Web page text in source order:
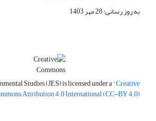
به روز رسانی: 28 مهر 1403
Studies (JES) is licensed under a"Creative
Attribution 4.0 International (CC-BY 4.0)"